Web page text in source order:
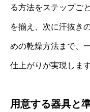
る方法をステップご
を揃え、次に汗抜き
めの乾燥方法まで、
仕上がりが実現します
用意する器具と